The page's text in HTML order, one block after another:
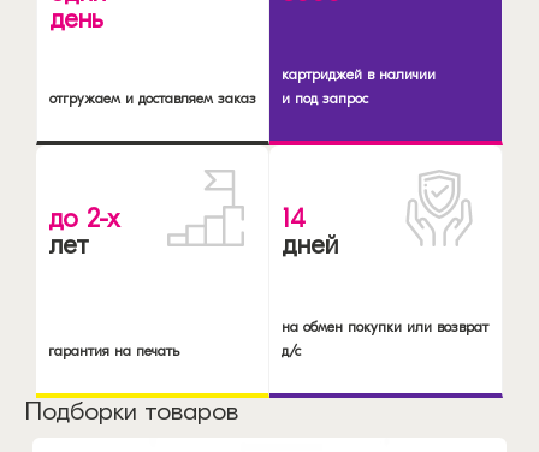
день
отгружаем и доставляем заказ
картриджей в наличии
и под запрос
до 2-х
лет
гарантия на печать
14
дней
на обмен покупки или возврат
д/с
Подборки товаров